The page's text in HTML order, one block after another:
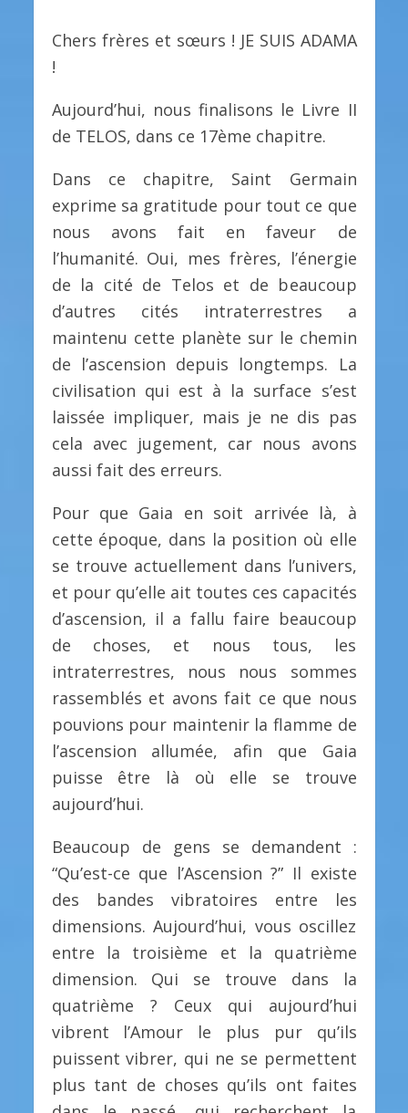
Chers frères et sœurs ! JE SUIS ADAMA
!
Aujourd’hui, nous finalisons le Livre II
de TELOS, dans ce 17ème chapitre.
Dans ce chapitre, Saint Germain
exprime sa gratitude pour tout ce que
nous avons fait en faveur de
l’humanité. Oui, mes frères, l’énergie
de la cité de Telos et de beaucoup
d’autres cités intraterrestres a
maintenu cette planète sur le chemin
de l’ascension depuis longtemps. La
civilisation qui est à la surface s’est
laissée impliquer, mais je ne dis pas
cela avec jugement, car nous avons
aussi fait des erreurs.
Pour que Gaia en soit arrivée là, à
cette époque, dans la position où elle
se trouve actuellement dans l’univers,
et pour qu’elle ait toutes ces capacités
d’ascension, il a fallu faire beaucoup
de choses, et nous tous, les
intraterrestres, nous nous sommes
rassemblés et avons fait ce que nous
pouvions pour maintenir la flamme de
l’ascension allumée, afin que Gaia
puisse être là où elle se trouve
aujourd’hui.
Beaucoup de gens se demandent :
“Qu’est-ce que l’Ascension ?” Il existe
des bandes vibratoires entre les
dimensions. Aujourd’hui, vous oscillez
entre la troisième et la quatrième
dimension. Qui se trouve dans la
quatrième ? Ceux qui aujourd’hui
vibrent l’Amour le plus pur qu’ils
puissent vibrer, qui ne se permettent
plus tant de choses qu’ils ont faites